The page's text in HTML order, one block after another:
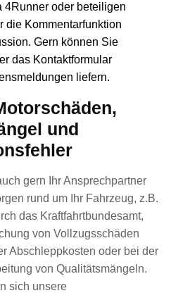
4Runner oder beteiligen
die Kommentarfunktion
Gern können Sie
das Kontaktformular
liefern.
und
gern Ihr Ansprechpartner
rund um Ihr Fahrzeug, z.B.
das Kraftfahrtbundesamt,
von Vollzugsschäden
Abschleppkosten oder bei der
von Qualitätsmängeln.
sich unsere